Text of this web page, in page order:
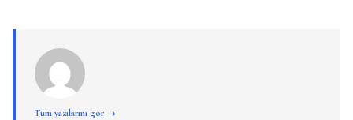
Tüm yazılarını gör →